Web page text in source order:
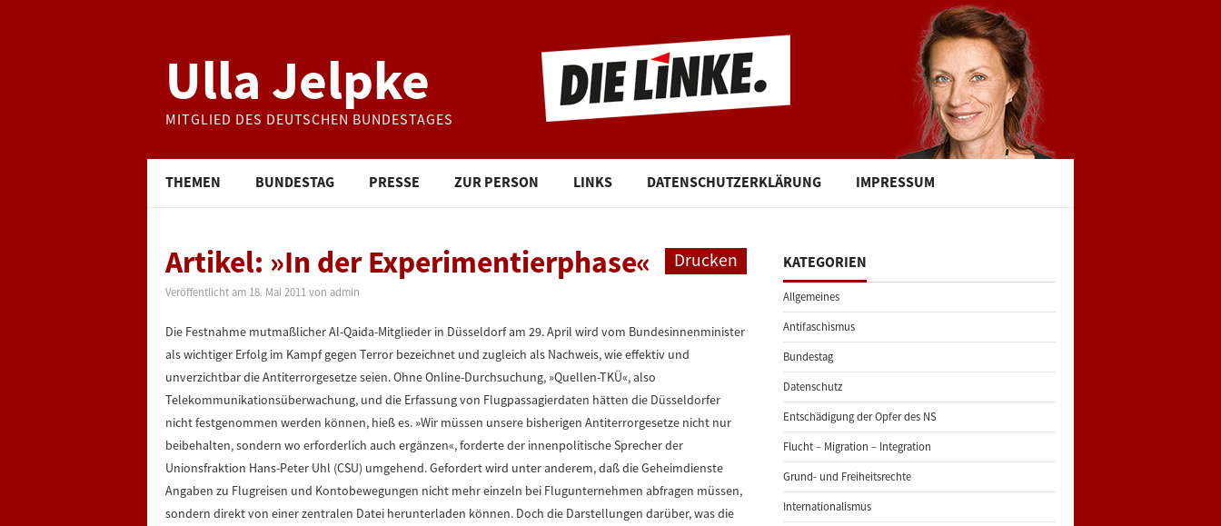
Ulla Jelpke
MITGLIED DES DEUTSCHEN BUNDESTAGES
THEMEN BUNDESTAG PRESSE ZUR PERSON LINKS DATENSCHUTZERKLÄRUNG IMPRESSUM
Drucken
Artikel: »In der Experimentierphase«
Veröffentlicht am 18. Mai 2011 von admin
Die Festnahme mutmaßlicher Al-Qaida-Mitglieder in Düsseldorf am 29. April wird vom Bundesinnenminister
als wichtiger Erfolg im Kampf gegen Terror bezeichnet und zugleich als Nachweis, wie effektiv und
unverzichtbar die Antiterrorgesetze seien. Ohne Online-Durchsuchung, »Quellen-TKÜ«, also
Telekommunikationsüberwachung, und die Erfassung von Flugpassagierdaten hätten die Düsseldorfer
nicht festgenommen werden können, hieß es. »Wir müssen unsere bisherigen Antiterrorgesetze nicht nur
beibehalten, sondern wo erforderlich auch ergänzen«, forderte der innenpolitische Sprecher der
Unionsfraktion Hans-Peter Uhl (CSU) umgehend. Gefordert wird unter anderem, daß die Geheimdienste
Angaben zu Flugreisen und Kontobewegungen nicht mehr einzeln bei Flugunternehmen abfragen müssen,
sondern direkt von einer zentralen Datei herunterladen können. Doch die Darstellungen darüber, was die
KATEGORIEN
Allgemeines
Antifaschismus
Bundestag
Datenschutz
Entschädigung der Opfer des NS
Flucht – Migration – Integration
Grund- und Freiheitsrechte
Internationalismus